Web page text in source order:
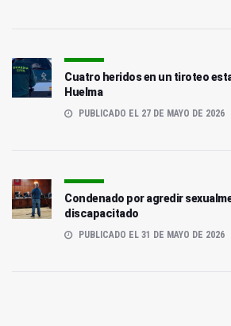
Cuatro heridos en un tiroteo
Huelma
PUBLICADO EL 27 DE MAYO DE 2026
Condenado por agredir
discapacitado
PUBLICADO EL 31 DE MAYO DE 2026